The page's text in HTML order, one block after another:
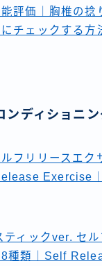
評価｜胸椎の捻
チェックする方
ンディショニ
フリリースエク
Exercise
ティックver. セル
8種類｜Self